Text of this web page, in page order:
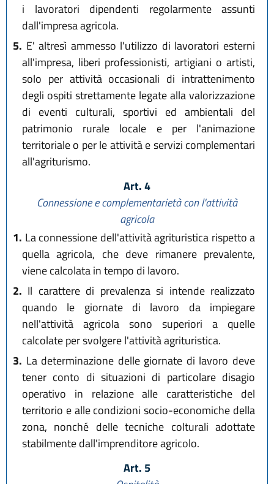
i lavoratori dipendenti regolarmente assunti
dall'impresa agricola.
5. E' altresì ammesso l'utilizzo di lavoratori esterni
all'impresa, liberi professionisti, artigiani o artisti,
solo per attività occasionali di intrattenimento
degli ospiti strettamente legate alla valorizzazione
di eventi culturali, sportivi ed ambientali del
patrimonio rurale locale e per l'animazione
territoriale o per le attività e servizi complementari
all'agriturismo.
Art. 4
Connessione e complementarietà con l'attività
agricola
1. La connessione dell'attività agrituristica rispetto a
quella agricola, che deve rimanere prevalente,
viene calcolata in tempo di lavoro.
2. Il carattere di prevalenza si intende realizzato
quando le giornate di lavoro da impiegare
nell'attività agricola sono superiori a quelle
calcolate per svolgere l'attività agrituristica.
3. La determinazione delle giornate di lavoro deve
tener conto di situazioni di particolare disagio
operativo in relazione alle caratteristiche del
territorio e alle condizioni socio-economiche della
zona, nonché delle tecniche colturali adottate
stabilmente dall'imprenditore agricolo.
Art. 5